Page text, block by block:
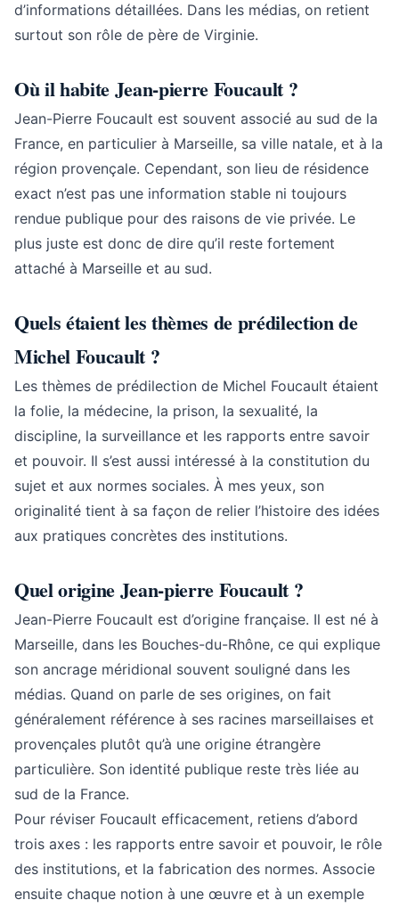
d’informations détaillées. Dans les médias, on retient
surtout son rôle de père de Virginie.
Où il habite Jean-pierre Foucault ?
Jean-Pierre Foucault est souvent associé au sud de la
France, en particulier à Marseille, sa ville natale, et à la
région provençale. Cependant, son lieu de résidence
exact n’est pas une information stable ni toujours
rendue publique pour des raisons de vie privée. Le
plus juste est donc de dire qu’il reste fortement
attaché à Marseille et au sud.
Quels étaient les thèmes de prédilection de
Michel Foucault ?
Les thèmes de prédilection de Michel Foucault étaient
la folie, la médecine, la prison, la sexualité, la
discipline, la surveillance et les rapports entre savoir
et pouvoir. Il s’est aussi intéressé à la constitution du
sujet et aux normes sociales. À mes yeux, son
originalité tient à sa façon de relier l’histoire des idées
aux pratiques concrètes des institutions.
Quel origine Jean-pierre Foucault ?
Jean-Pierre Foucault est d’origine française. Il est né à
Marseille, dans les Bouches-du-Rhône, ce qui explique
son ancrage méridional souvent souligné dans les
médias. Quand on parle de ses origines, on fait
généralement référence à ses racines marseillaises et
provençales plutôt qu’à une origine étrangère
particulière. Son identité publique reste très liée au
sud de la France.
Pour réviser Foucault efficacement, retiens d’abord
trois axes : les rapports entre savoir et pouvoir, le rôle
des institutions, et la fabrication des normes. Associe
ensuite chaque notion à une œuvre et à un exemple